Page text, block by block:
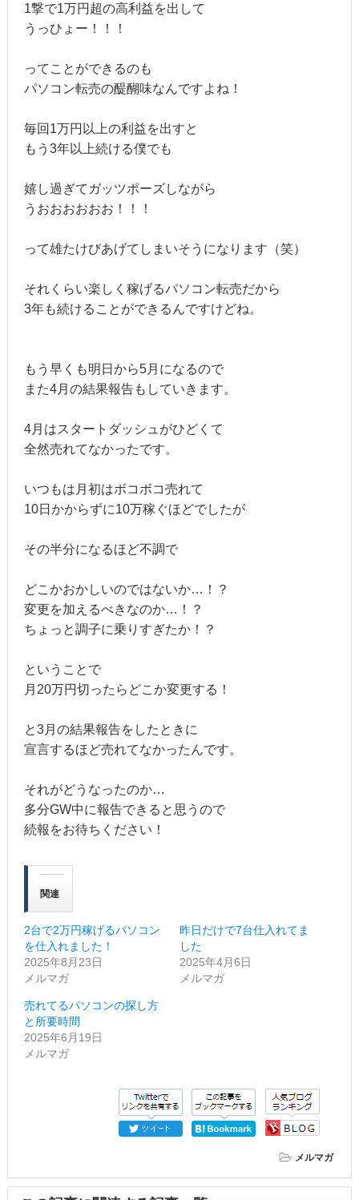
1撃で1万円超の高利益を出して
うっひょー！！！
ってことができるのも
パソコン転売の醍醐味なんですよね！
毎回1万円以上の利益を出すと
もう3年以上続ける僕でも
嬉し過ぎてガッツポーズしながら
うおおおおおお！！！
って雄たけびあげてしまいそうになります（笑）
それくらい楽しく稼げるパソコン転売だから
3年も続けることができるんですけどね。
もう早くも明日から5月になるので
また4月の結果報告もしていきます。
4月はスタートダッシュがひどくて
全然売れてなかったです。
いつもは月初はボコボコ売れて
10日かからずに10万稼ぐほどでしたが
その半分になるほど不調で
どこかおかしいのではないか…！？
変更を加えるべきなのか…！？
ちょっと調子に乗りすぎたか！？
ということで
月20万円切ったらどこか変更する！
と3月の結果報告をしたときに
宣言するほど売れてなかったんです。
それがどうなったのか…
多分GW中に報告できると思うので
続報をお待ちください！
関連
2台で2万円稼げるパソコン
を仕入れました！
2025年8月23日
メルマガ
昨日だけで7台仕入れてま
した
2025年4月6日
メルマガ
売れてるパソコンの探し方
と所要時間
2025年6月19日
メルマガ
メルマガ